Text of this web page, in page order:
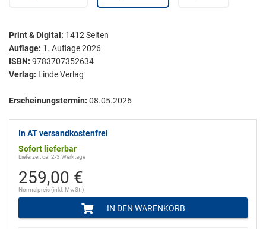
Print & Digital : 1412 Seiten
Auflage: 1. Auflage 2026
ISBN: 9783707352634
Verlag: Linde Verlag
Erscheinungstermin: 08.05.2026
In AT versandkostenfrei
Sofort lieferbar
Lieferzeit ca. 2-3 Werktage
259,00 €
Normalpreis (inkl. MwSt.)
IN DEN WARENKORB